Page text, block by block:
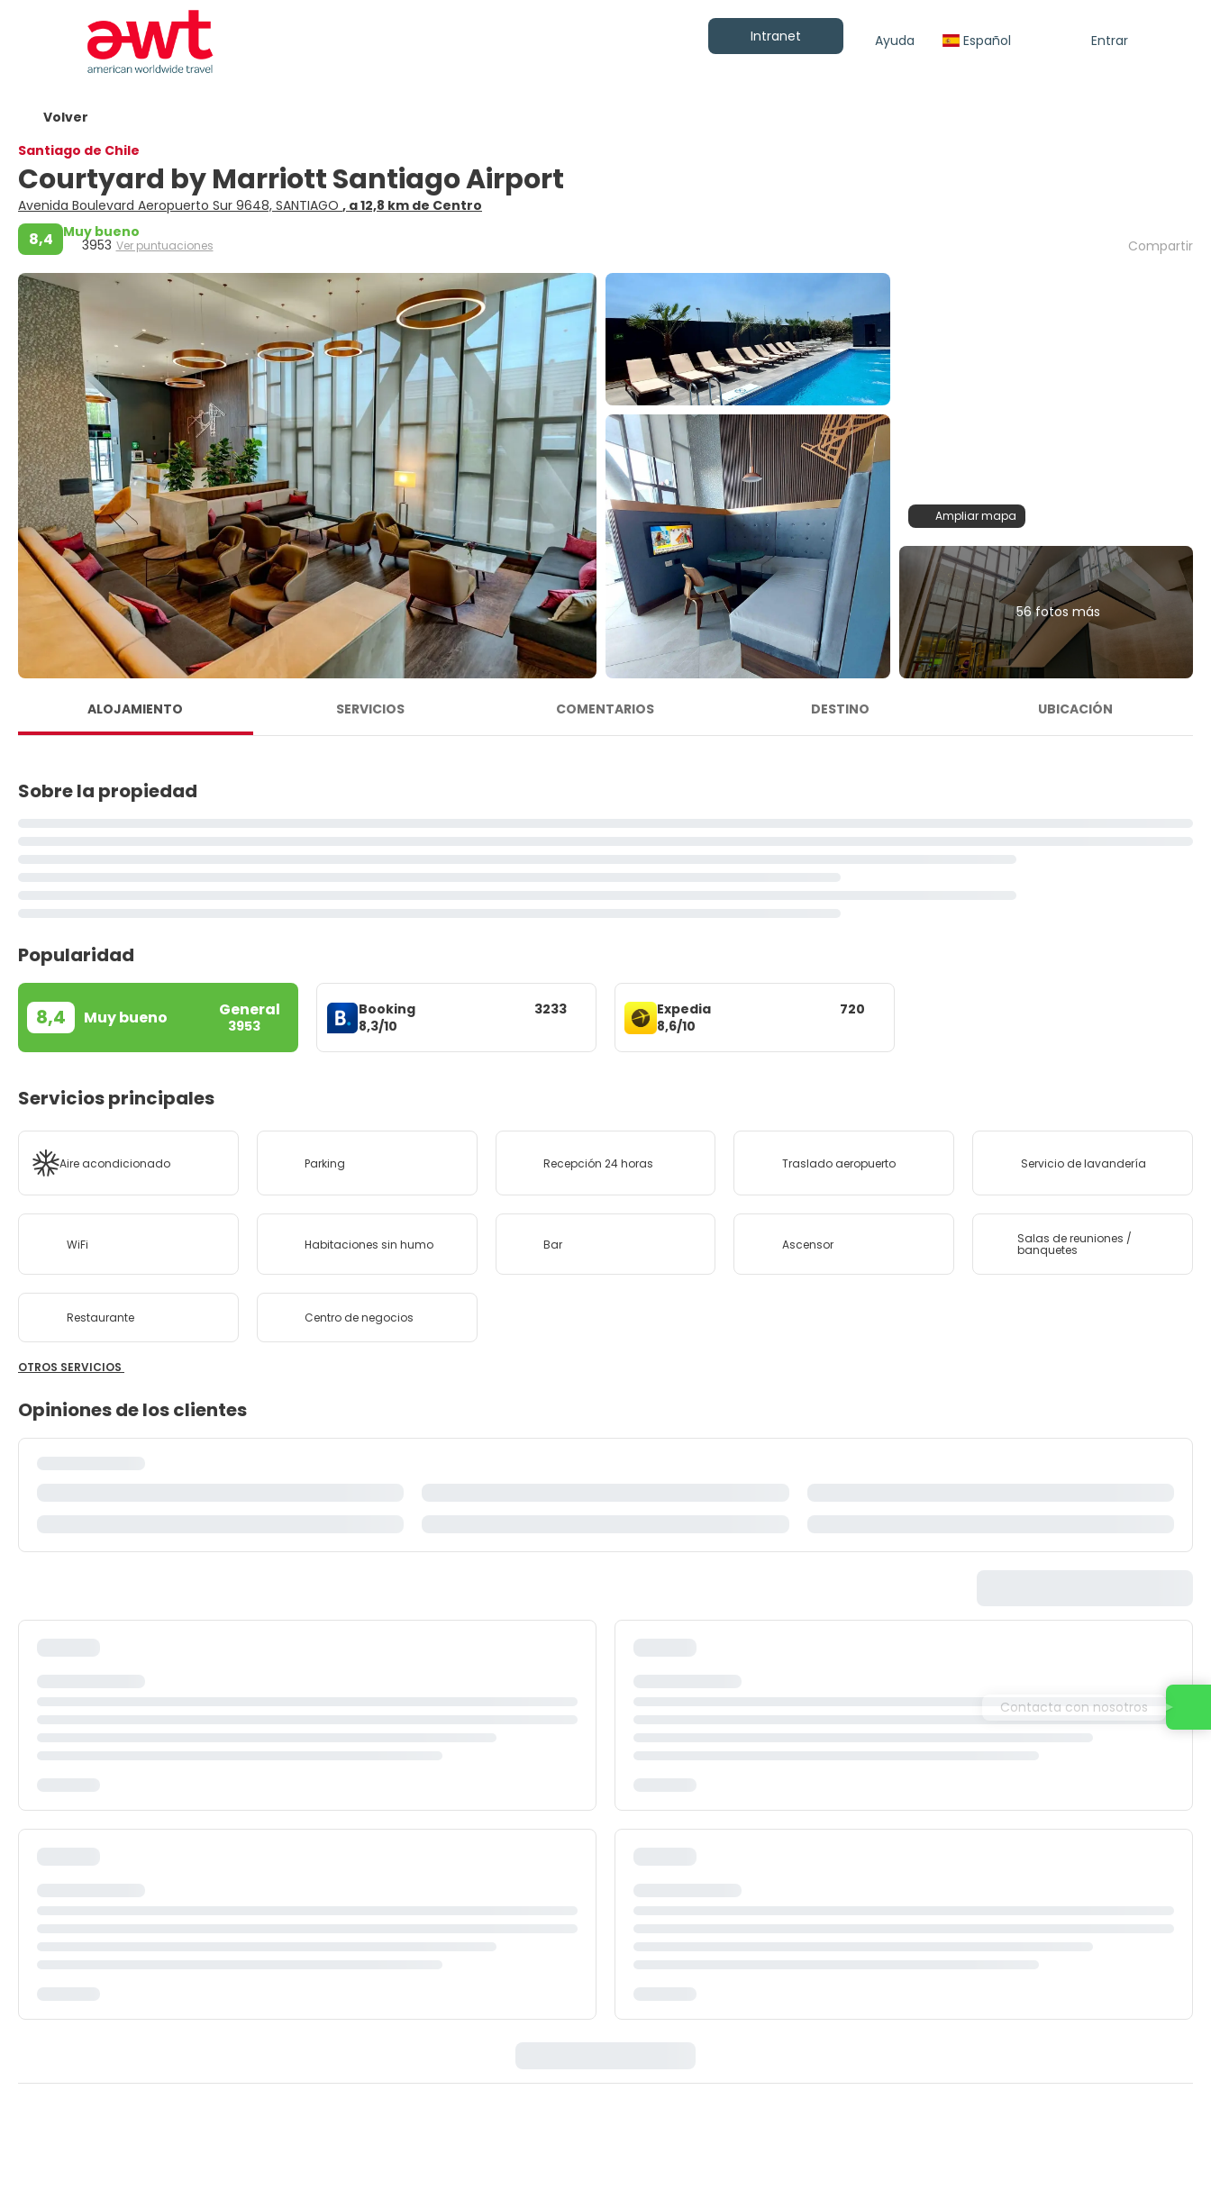
Intranet Ayuda Español Entrar
Volver
Santiago de Chile
Courtyard by Marriott Santiago Airport
Avenida Boulevard Aeropuerto Sur 9648, SANTIAGO , a 12,8 km de Centro
8,4 Muy bueno
3953 Ver puntuaciones Compartir
Ampliar mapa
56 fotos más
ALOJAMIENTO SERVICIOS COMENTARIOS DESTINO UBICACIÓN
Sobre la propiedad
Popularidad
8,4 Muy bueno General
3953
Booking
8,3/10
3233
Expedia
8,6/10
720
Servicios principales
Aire acondicionado Parking Recepción 24 horas Traslado aeropuerto Servicio de lavandería
WiFi Habitaciones sin humo Bar Ascensor Salas de reuniones /
banquetes
Restaurante Centro de negocios
OTROS SERVICIOS
Opiniones de los clientes
Contacta con nosotros